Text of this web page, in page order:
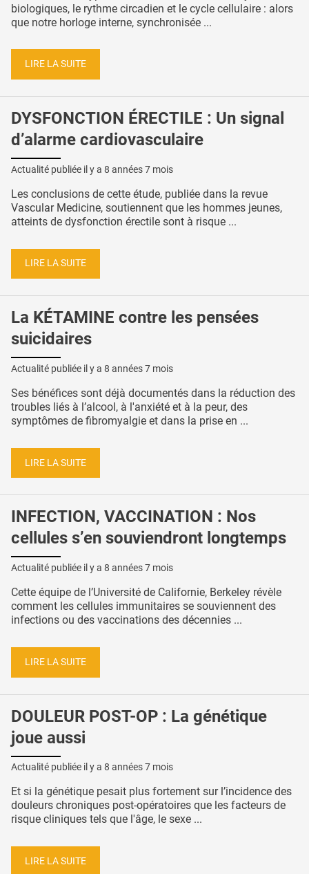
biologiques, le rythme circadien et le cycle cellulaire : alors
que notre horloge interne, synchronisée ...
LIRE LA SUITE
DYSFONCTION ÉRECTILE : Un signal
d’alarme cardiovasculaire
Actualité publiée il y a 8 années 7 mois
Les conclusions de cette étude, publiée dans la revue
Vascular Medicine, soutiennent que les hommes jeunes,
atteints de dysfonction érectile sont à risque ...
LIRE LA SUITE
La KÉTAMINE contre les pensées
suicidaires
Actualité publiée il y a 8 années 7 mois
Ses bénéfices sont déjà documentés dans la réduction des
troubles liés à l’alcool, à l'anxiété et à la peur, des
symptômes de fibromyalgie et dans la prise en ...
LIRE LA SUITE
INFECTION, VACCINATION : Nos
cellules s’en souviendront longtemps
Actualité publiée il y a 8 années 7 mois
Cette équipe de l’Université de Californie, Berkeley révèle
comment les cellules immunitaires se souviennent des
infections ou des vaccinations des décennies ...
LIRE LA SUITE
DOULEUR POST-OP : La génétique
joue aussi
Actualité publiée il y a 8 années 7 mois
Et si la génétique pesait plus fortement sur l’incidence des
douleurs chroniques post-opératoires que les facteurs de
risque cliniques tels que l'âge, le sexe ...
LIRE LA SUITE